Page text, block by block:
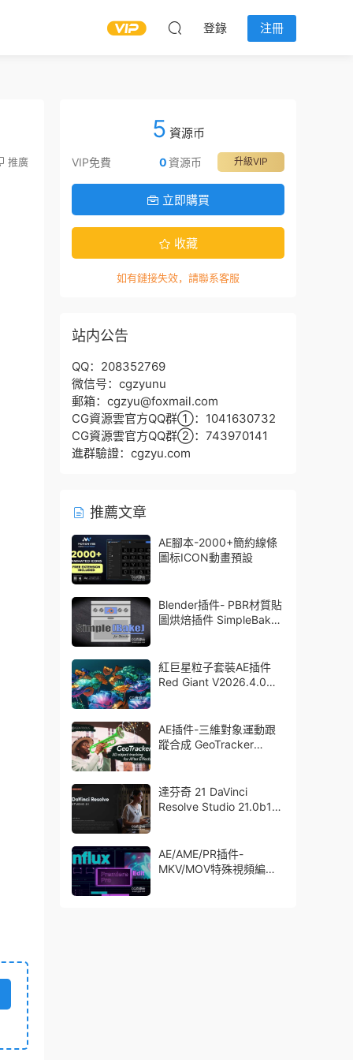
登錄 注冊
推廣
5 資源币
VIP免費 升級VIP
0 資源币
立即購買
收藏
如有鏈接失效，請聯系客服
站内公告
QQ：208352769
微信号：cgzyunu
郵箱：cgzyu@foxmail.com
CG資源雲官方QQ群①：1041630732
CG資源雲官方QQ群②：743970141
進群驗證：cgzyu.com
推薦文章
AE腳本-2000+簡約線條
圖标ICON動畫預設
Blender插件- PBR材質貼
圖烘焙插件 SimpleBake
紅巨星粒子套裝AE插件
Red Giant V2026.4.0
Bullet + VFX Suit
AE插件-三維對象運動跟
蹤合成 GeoTracker
達芬奇 21 DaVinci
Resolve Studio 21.0b1
AE/AME/PR插件-
MKV/MOV特殊視頻編碼